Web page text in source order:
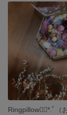
Ringpillow❁⃘*.ﾟ（